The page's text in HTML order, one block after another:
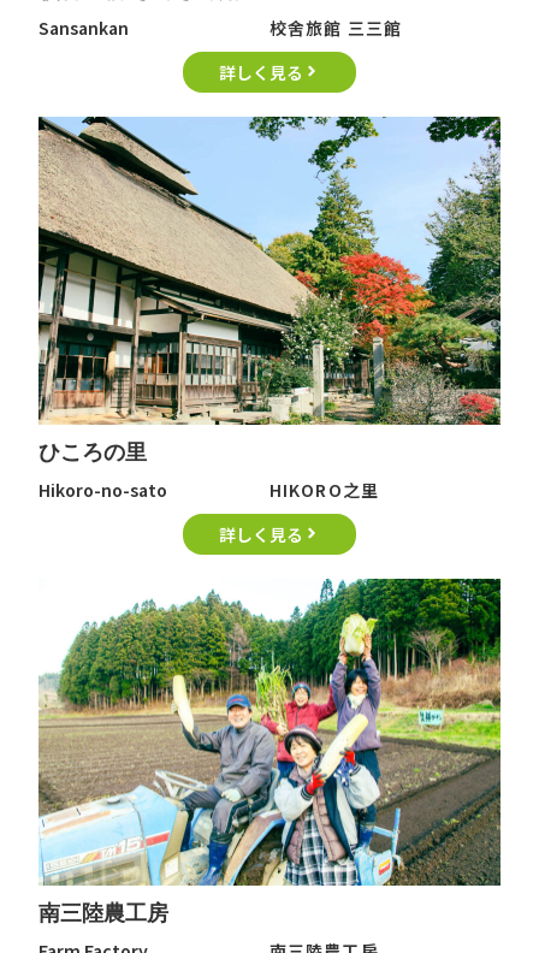
Sansankan
校舍旅館 三三館
詳しく見る
ひころの里
Hikoro-no-sato
HIKORO之里
詳しく見る
南三陸農工房